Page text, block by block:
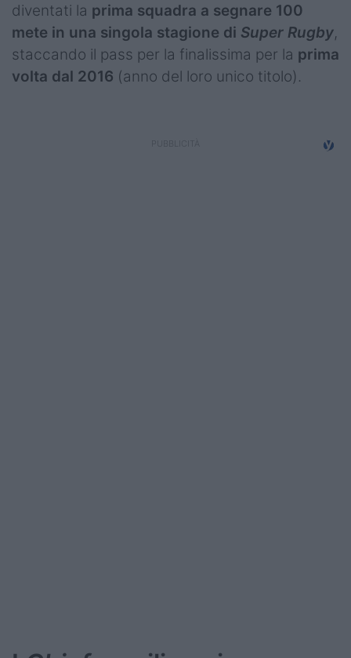
diventati la prima squadra a segnare 100
mete in una singola stagione di Super Rugby,
staccando il pass per la finalissima per la prima
volta dal 2016 (anno del loro unico titolo).